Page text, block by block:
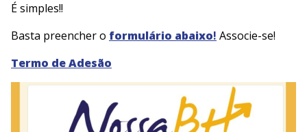
É simples!!
Basta preencher o formulário abaixo! Associe-se!
Termo de Adesão